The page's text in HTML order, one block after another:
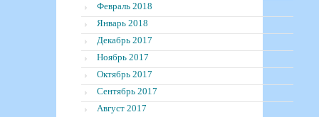
Февраль 2018
Январь 2018
Декабрь 2017
Ноябрь 2017
Октябрь 2017
Сентябрь 2017
Август 2017